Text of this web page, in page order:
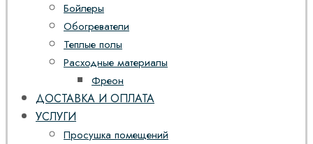
Бойлеры
Обогреватели
Теплые полы
Расходные материалы
Фреон
ДОСТАВКА И ОПЛАТА
УСЛУГИ
Просушка помещений